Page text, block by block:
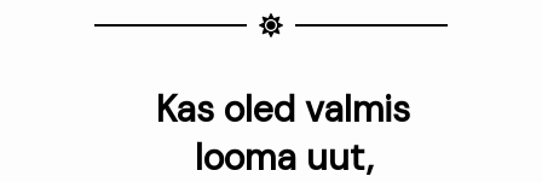
Kas oled valmis
looma uut,